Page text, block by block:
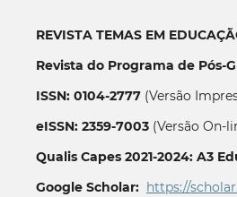
REVISTA TEMAS EM
Revista do Programa de Pós-
ISSN: 0104-2777(Versão
eISSN: 2359-7003(Versão On-
Qualis Capes 2021-2024: A3
Google Scholar: https://